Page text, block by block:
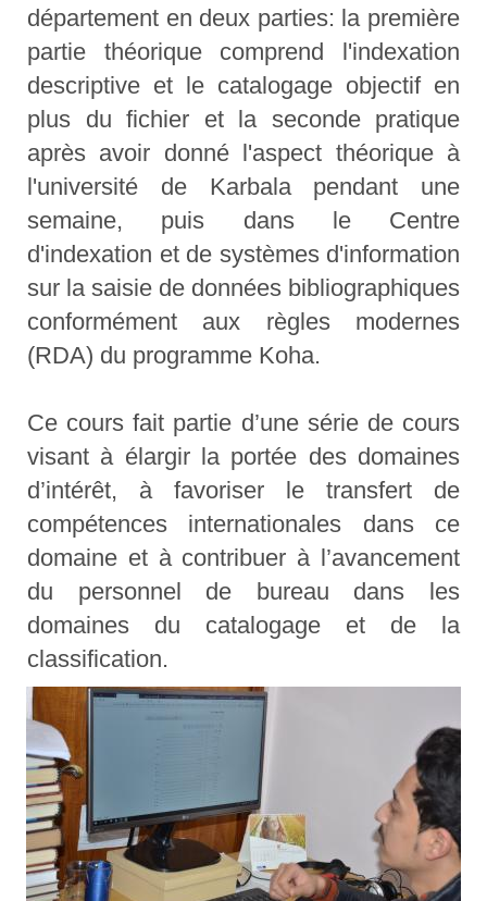
département en deux parties: la première
partie théorique comprend l'indexation
descriptive et le catalogage objectif en
plus du fichier et la seconde pratique
après avoir donné l'aspect théorique à
l'université de Karbala pendant une
semaine, puis dans le Centre
d'indexation et de systèmes d'information
sur la saisie de données bibliographiques
conformément aux règles modernes
(RDA) du programme Koha.
Ce cours fait partie d’une série de cours
visant à élargir la portée des domaines
d’intérêt, à favoriser le transfert de
compétences internationales dans ce
domaine et à contribuer à l’avancement
du personnel de bureau dans les
domaines du catalogage et de la
classification.